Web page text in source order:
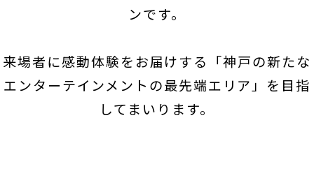
ンです。
来場者に感動体験をお届けする「神戸の新たな
エンターテインメントの最先端エリア」を目指
してまいります。